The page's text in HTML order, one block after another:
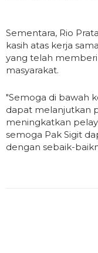
Sementara, Rio
kasih atas kerja
yang telah
masyarakat.
"Semoga di bawah
dapat melanjutkan
meningkatkan
semoga Pak Sigit
dengan sebaik-